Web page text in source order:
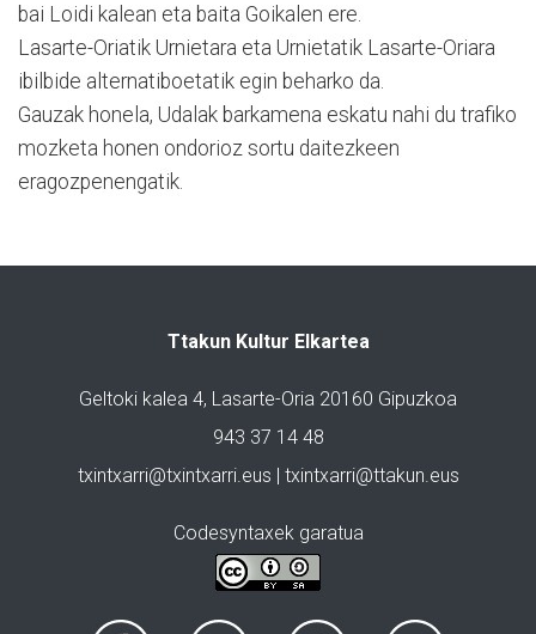
bai Loidi kalean eta baita Goikalen ere.
Lasarte-Oriatik Urnietara eta Urnietatik Lasarte-Oriara
ibilbide alternatiboetatik egin beharko da.
Gauzak honela, Udalak barkamena eskatu nahi du trafiko
mozketa honen ondorioz sortu daitezkeen
eragozpenengatik.
Ttakun Kultur Elkartea
Geltoki kalea 4, Lasarte-Oria 20160 Gipuzkoa
943 37 14 48
txintxarri@txintxarri.eus | txintxarri@ttakun.eus
Codesyntaxek garatua